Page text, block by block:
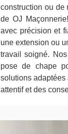
construction ou de
de OJ
avec précision et
une extension ou
travail soigné.
pose de chape
solutions
attentif et des